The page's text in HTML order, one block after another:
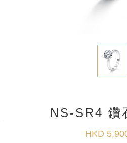
NS-SR4 鑽
HKD